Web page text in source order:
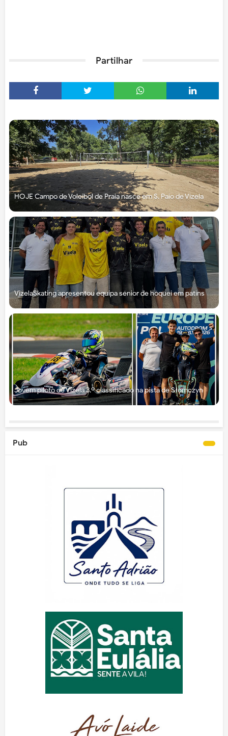
Partilhar
HOJE Campo de Voleibol de Praia nasce em S. Paio de Vizela
VizelaSkating apresentou equipa sénior de hóquei em patins
Jovem piloto de Vizela 3.º classificado na pista de Słomczyn
Pub